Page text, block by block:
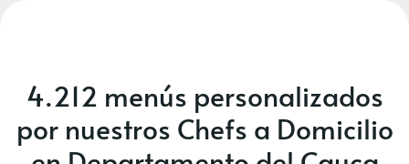
4.212 menús personalizados
por nuestros Chefs a Domicilio